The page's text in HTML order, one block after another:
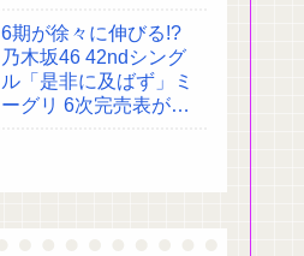
ら!
6期が徐々に伸びる!?
乃木坂46 42ndシング
ル「是非に及ばず」ミ
ーグリ 6次完売表がこ